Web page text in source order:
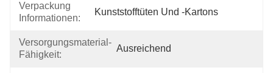
Verpackung
Informationen:
Kunststofftüten Und -kartons
Versorgungsmaterial-
Fähigkeit:
Ausreichend